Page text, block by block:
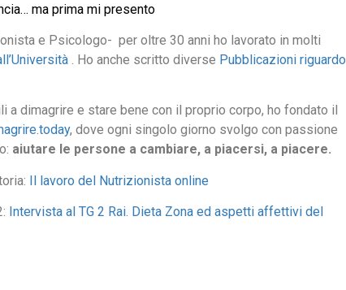
ma prima mi presento
e Psicologo- per oltre 30 anni ho lavorato in molti
. Ho anche scritto diverse Pubblicazioni riguardo
dimagrire e stare bene con il proprio corpo, ho fondato il
, dove ogni singolo giorno svolgo con passione
aiutare le persone a cambiare, a piacersi, a piacere.
Il lavoro del Nutrizionista online
Intervista al TG 2 Rai. Dieta Zona ed aspetti affettivi del